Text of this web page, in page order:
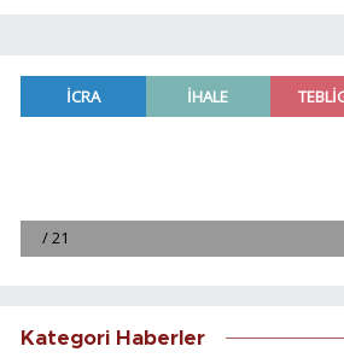
Kategori Haberler